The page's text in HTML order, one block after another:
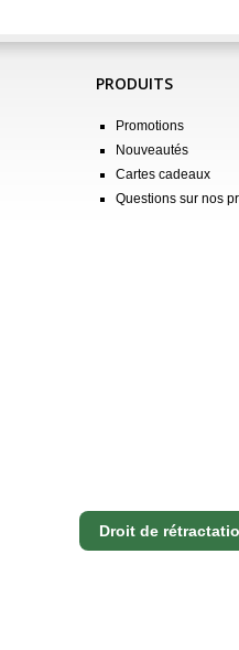
PRODUITS
Promotions
Nouveautés
Cartes cadeaux
Questions sur nos
Droit de